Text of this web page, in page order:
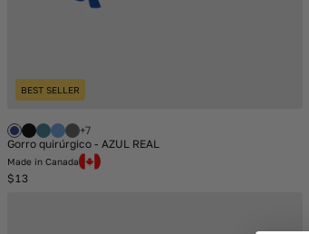
BEST SELLER
+7
Gorro quirúrgico - AZUL REAL
Made in Canada
Regular
$13